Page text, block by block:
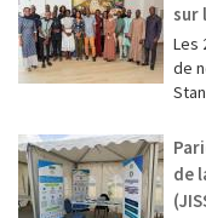
sur
Les
de
de